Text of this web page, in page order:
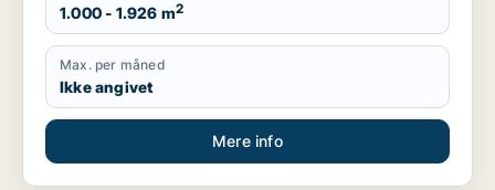
1.000 - 1.926 m2
Max. per måned
Ikke angivet
Mere info